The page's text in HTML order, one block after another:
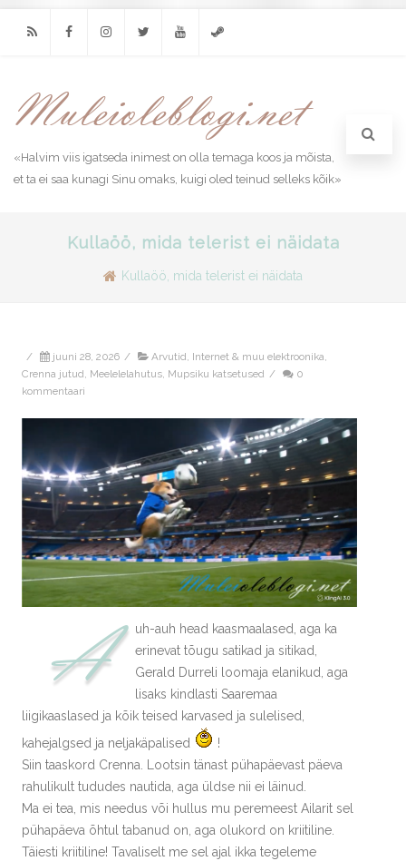
«Halvim viis igatseda inimest on olla temaga koos ja mõista,
et ta ei saa kunagi Sinu omaks, kuigi oled teinud selleks kõik»
Kullaöö, mida telerist ei näidata
Kullaöö, mida telerist ei näidata
/ juuni 28, 2026 / Arvutid, Internet & muu elektroonika,
Crenna jutud, Meelelelahutus, Mupsiku katsetused /
0
kommentaari
A
uh-auh head kaasmaalased, aga ka
erinevat tõugu satikad ja sitikad,
Gerald Durreli loomaja elanikud, aga
lisaks kindlasti Saaremaa
liigikaaslased ja kõik teised karvased ja sulelised,
kahejalgsed ja neljakäpalised
!
Siin taaskord Crenna. Lootsin tänast pühapäevast päeva
rahulikult tududes nautida, aga üldse nii ei läinud.
Ma ei tea, mis needus või hullus mu peremeest Ailarit sel
pühapäeva õhtul tabanud on, aga olukord on kriitiline.
Täiesti kriitiline! Tavaliselt me sel ajal ikka tegeleme